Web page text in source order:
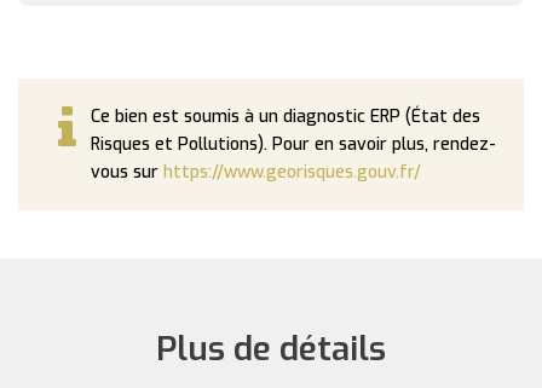
Ce bien est soumis à un diagnostic ERP (État des
Risques et Pollutions). Pour en savoir plus, rendez-
vous sur https://www.georisques.gouv.fr/
Plus de détails